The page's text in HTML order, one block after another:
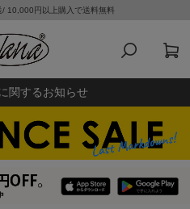
10,000円以上購入で送料無料
関するお知らせ